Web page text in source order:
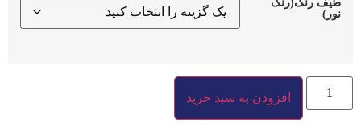
نور)
افزودن به سبد خرید